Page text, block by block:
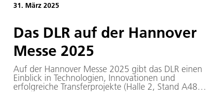
31. März 2025
Das DLR auf der Hannover
Messe 2025
Auf der Hannover Messe 2025 gibt das DLR einen
Einblick in Technologien, Innovationen und
erfolgreiche Transferprojekte (Halle 2, Stand A48).